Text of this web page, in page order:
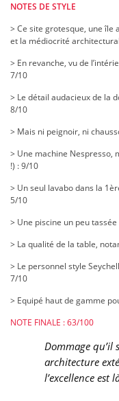
NOTES DE STYLE
> Ce site grotesque, une île
et la médiocrité
> En revanche, vu de
7/10
> Le détail audacieux de la
8/10
> Mais ni peignoir, ni
> Une machine Nespresso,
!) : 9/10
> Un seul lavabo dans la
5/10
> Une piscine un peu
> La qualité de la table,
> Le personnel style
7/10
> Equipé haut de gamme
NOTE FINALE : 63/100
Dommage qu’il
architecture
l’excellence est